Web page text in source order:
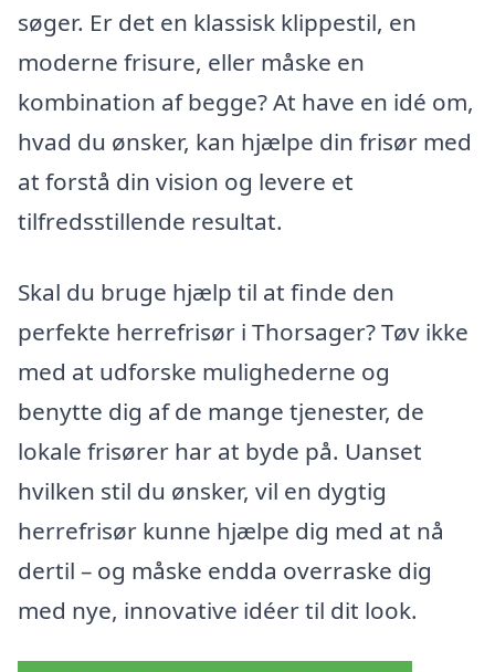
søger. Er det en klassisk klippestil, en
moderne frisure, eller måske en
kombination af begge? At have en idé om,
hvad du ønsker, kan hjælpe din frisør med
at forstå din vision og levere et
tilfredsstillende resultat.
Skal du bruge hjælp til at finde den
perfekte herrefrisør i Thorsager? Tøv ikke
med at udforske mulighederne og
benytte dig af de mange tjenester, de
lokale frisører har at byde på. Uanset
hvilken stil du ønsker, vil en dygtig
herrefrisør kunne hjælpe dig med at nå
dertil – og måske endda overraske dig
med nye, innovative idéer til dit look.